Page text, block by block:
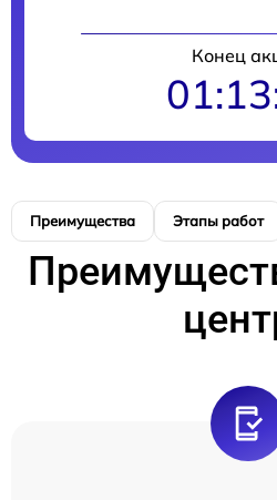
Конец
Преимущества Этапы работ